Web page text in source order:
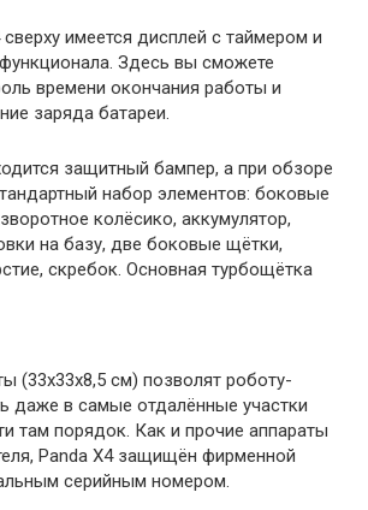
имеется дисплей с таймером и
Здесь вы сможете
времени окончания работы и
заряда батареи.
защитный бампер, а при обзоре
набор элементов: боковые
колёсико, аккумулятор,
на базу, две боковые щётки,
скребок. Основная турбощётка
(33х33х8,5 см) позволят роботу-
даже в самые отдалённые участки
там порядок. Как и прочие аппараты
Panda X4 защищён фирменной
серийным номером.